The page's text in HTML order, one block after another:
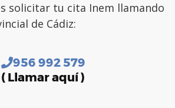
solicitar tu cita Inem llamando
de Cádiz:
956 992 579
( Llamar aquí )